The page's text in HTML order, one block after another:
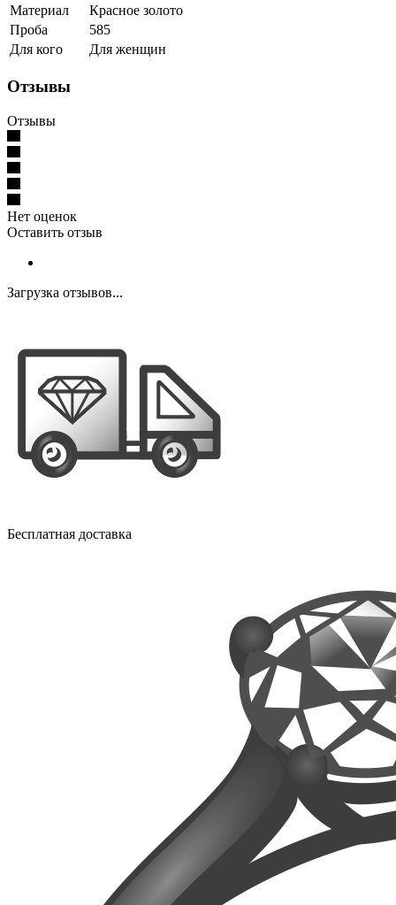
Материал
Красное золото
Проба
585
Для кого
Для женщин
Отзывы
Отзывы
Нет оценок
Оставить отзыв
Загрузка отзывов...
Бесплатная доставка